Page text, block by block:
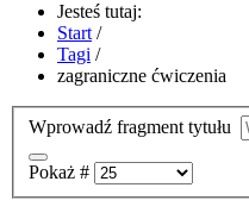
Jesteś tutaj:
Start /
Tagi /
zagraniczne ćwiczenia
Wprowadź fragment tytułu
Pokaż #